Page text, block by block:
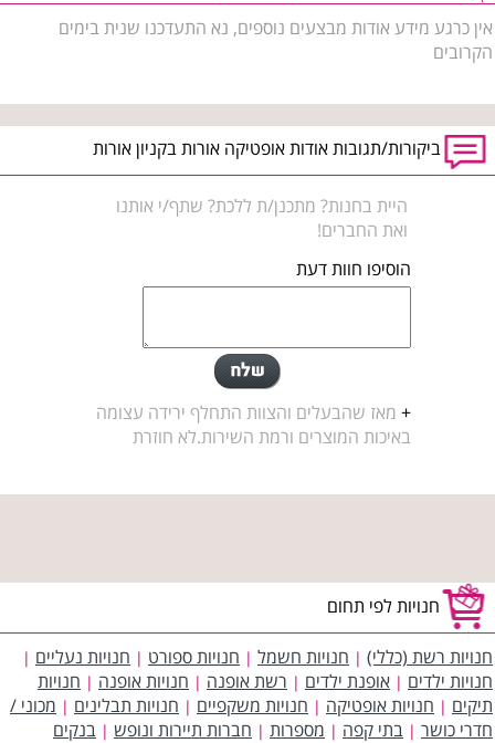
אין כרגע מידע אודות מבצעים נוספים, נא התעדכנו שנית בימים
הקרובים
ביקורות/תגובות אודות אופטיקה אורות בקניון אורות
היית בחנות? מתכנן/ת ללכת? שתף/י אותנו
ואת החברים!
הוסיפו חוות דעת
+ מאז שהבעלים והצוות התחלף ירידה עצומה
באיכות המוצרים ורמת השירות.לא חוזרת
חנויות לפי תחום
חנויות רשת (כללי) | חנויות חשמל | חנויות ספורט | חנויות נעליים |
חנויות ילדים | אופנת ילדים | רשת אופנה | חנויות אופנה | חנויות
תיקים | חנויות אופטיקה | חנויות משקפיים | חנויות תבלינים | מכוני /
חדרי כושר | בתי קפה | מספרות | חברות תיירות ונופש | בנקים